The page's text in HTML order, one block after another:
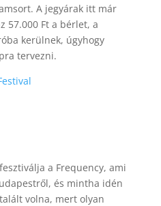
A jegyárak itt már
57.000 Ft a bérlet, a
kerülnek, úgyhogy
tervezni.
a Frequency, ami
és mintha idén
volna, mert olyan